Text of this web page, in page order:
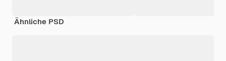
Ähnliche PSD